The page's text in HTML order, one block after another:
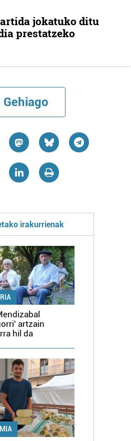
jokatuko ditu
prestatzeko
Gehiago
irakurrienak
artzain
hil da